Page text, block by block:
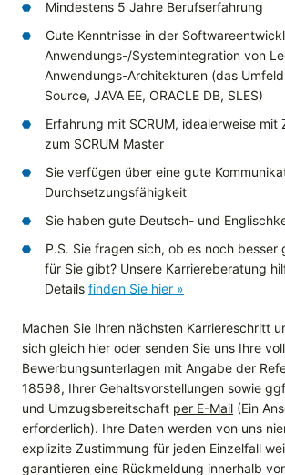
Mindestens 5 Jahre Berufserfahrung
Gute Kenntnisse in der
Anwendungs-/Systemintegration von
Anwendungs-Architekturen (das
Source, JAVA EE, ORACLE DB, SLES)
Erfahrung mit SCRUM, idealerweise mit
zum SCRUM Master
Sie verfügen über eine gute
Durchsetzungsfähigkeit
Sie haben gute Deutsch- und
P.S. Sie fragen sich, ob es noch besser
für Sie gibt? Unsere Karriereberatung
Details finden Sie hier »
Machen Sie Ihren nächsten Karriereschritt
sich gleich hier oder senden Sie uns Ihre
Bewerbungsunterlagen mit Angabe der
18598, Ihrer Gehaltsvorstellungen sowie
und Umzugsbereitschaft per E-Mail (Ein
erforderlich). Ihre Daten werden von uns
explizite Zustimmung für jeden Einzelfall
garantieren eine Rückmeldung innerhalb